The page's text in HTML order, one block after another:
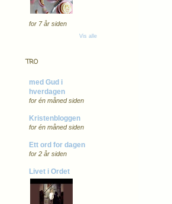
for 7 år siden
Vis alle
TRO
med Gud i
hverdagen
for én måned siden
Kristenbloggen
for én måned siden
Ett ord for dagen
for 2 år siden
Livet i Ordet